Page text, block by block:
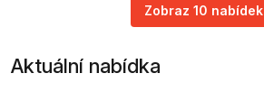
Zobraz 10 nabídek
Aktuální nabídka